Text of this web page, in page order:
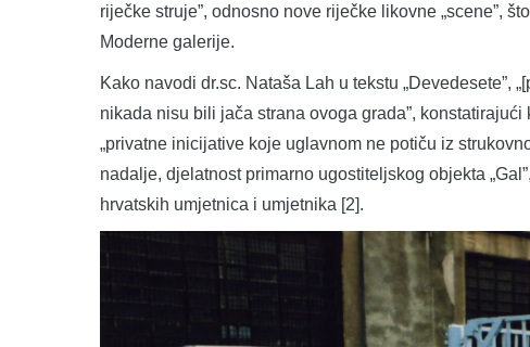
riječke struje”, odnosno nove riječke likovne „scene”,
Moderne galerije.
Kako navodi dr.sc. Nataša Lah u tekstu
nikada nisu bili jača strana ovoga grada”,
„privatne inicijative koje uglavnom ne potiču iz
nadalje, djelatnost primarno ugostiteljskog objekta
hrvatskih umjetnica i umjetnika [2].